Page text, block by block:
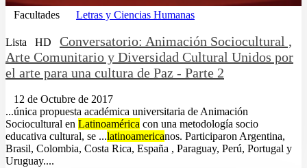
Facultades Letras y Ciencias Humanas
Lista HD
Conversatorio: Animación Sociocultural ,
Arte Comunitario y Diversidad Cultural Unidos por
el arte para una cultura de Paz - Parte 2
12 de Octubre de 2017
...única propuesta académica universitaria de Animación
Sociocultural en Latinoamérica con una metodología socio
educativa cultural, se ...latinoamericanos. Participaron Argentina,
Brasil, Colombia, Costa Rica, España , Paraguay, Perú, Portugal y
Uruguay....